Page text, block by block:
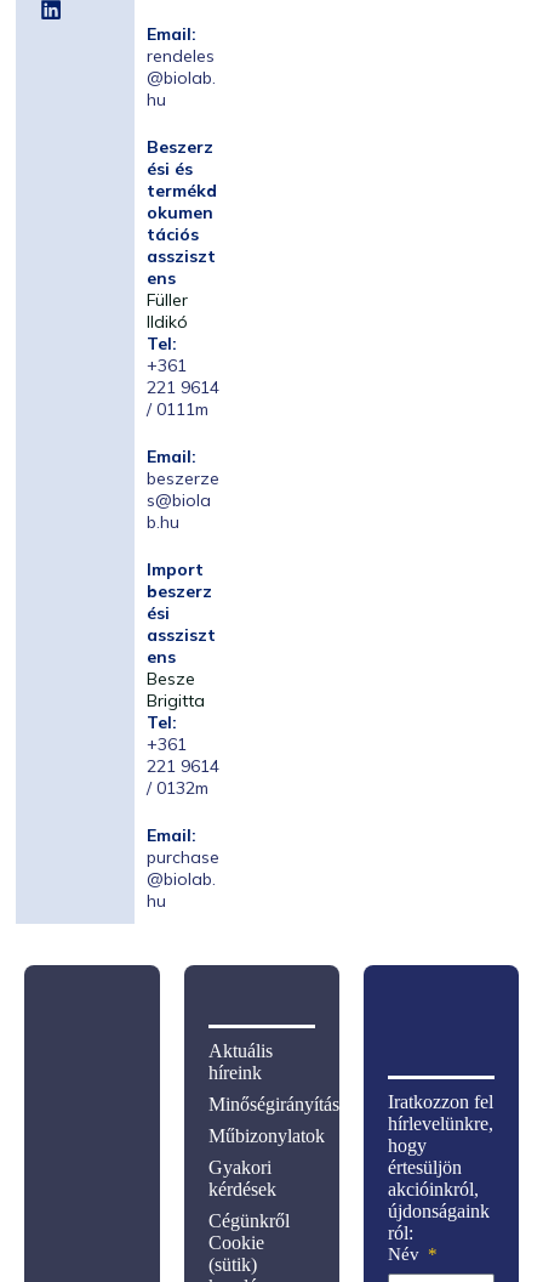
Email:
rendeles
@biolab.
hu
Beszerz
ési és
termékd
okumen
tációs
assziszt
ens
Füller
Ildikó
Tel:
+361
221 9614
/ 0111m
Email:
beszerze
s@biola
b.hu
Import
beszerz
ési
assziszt
ens
Besze
Brigitta
Tel:
+361
221 9614
/ 0132m
Email:
purchase
@biolab.
hu
Iratkozzon fel
hírlevelünkre,
hogy
értesüljön
akcióinkról,
újdonságaink
ról:
Név
Aktuális
híreink
Minőségirányítás
Műbizonylatok
Gyakori
kérdések
Cégünkről
Cookie
(sütik)